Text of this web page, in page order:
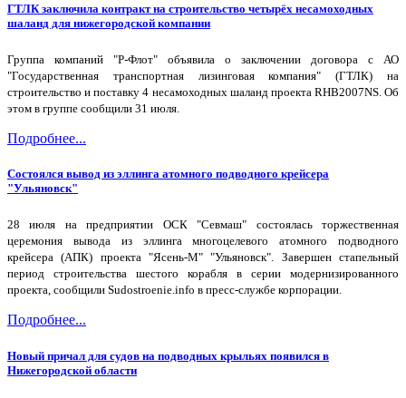
ГТЛК заключила контракт на строительство четырёх несамоходных
шаланд для нижегородской компании
Группа компаний "Р-Флот" объявила о заключении договора с АО
"Государственная транспортная лизинговая компания" (ГТЛК) на
строительство и поставку 4 несамоходных шаланд проекта RHB2007NS. Об
этом в группе сообщили 31 июля.
Подробнее...
Состоялся вывод из эллинга атомного подводного крейсера
"Ульяновск"
28 июля на предприятии ОСК "Севмаш" состоялась торжественная
церемония вывода из эллинга многоцелевого атомного подводного
крейсера (АПК) проекта "Ясень-М" "Ульяновск". Завершен стапельный
период строительства шестого корабля в серии модернизированного
проекта, сообщили Sudostroenie.info в пресс-службе корпорации.
Подробнее...
Новый причал для судов на подводных крыльях появился в
Нижегородской области